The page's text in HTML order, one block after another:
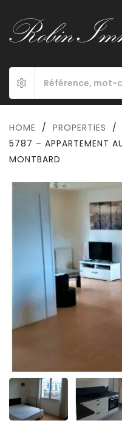
HOME / PROPERTIES
/
5787 – APPARTEMENT
MONTBARD